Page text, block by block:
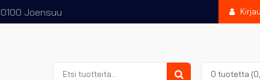
Joensuu
0 tuotetta
Etsi: